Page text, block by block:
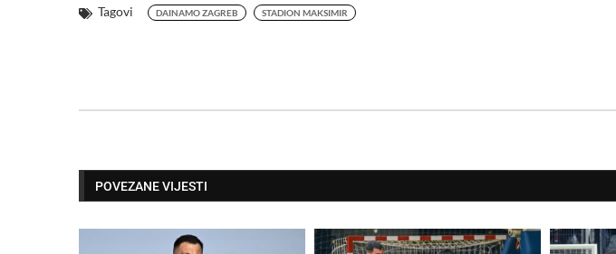
Tagovi DAINAMO ZAGREB STADION MAKSIMIR
POVEZANE VIJESTI